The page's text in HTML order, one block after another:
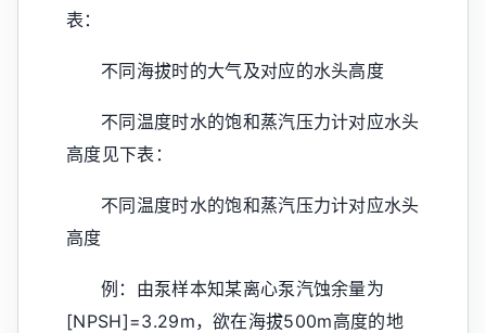
表：
不同海拔时的大气及对应的水头高度
不同温度时水的饱和蒸汽压力计对应水头
高度见下表：
不同温度时水的饱和蒸汽压力计对应水头
高度
例：由泵样本知某离心泵汽蚀余量为
[NPSH]=3.29m，欲在海拔500m高度的地